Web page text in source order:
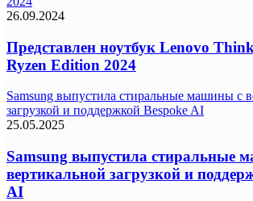
26.09.2024
Представлен ноутбук Lenovo
Ryzen Edition 2024
Samsung выпустила стиральные машины с
загрузкой и поддержкой Bespoke AI
25.05.2025
Samsung выпустила стиральные
вертикальной загрузкой и
AI